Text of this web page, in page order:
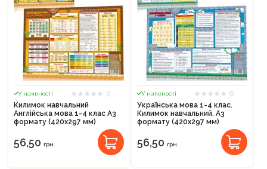
У наявності
0
Килимок навчальний
Англійська мова 1-4 клас А3
формату (420х297 мм)
56,50 грн.
У наявності
0
Українська мова 1-4 клас.
Килимок навчальний. А3
формату (420х297 мм)
56,50 грн.